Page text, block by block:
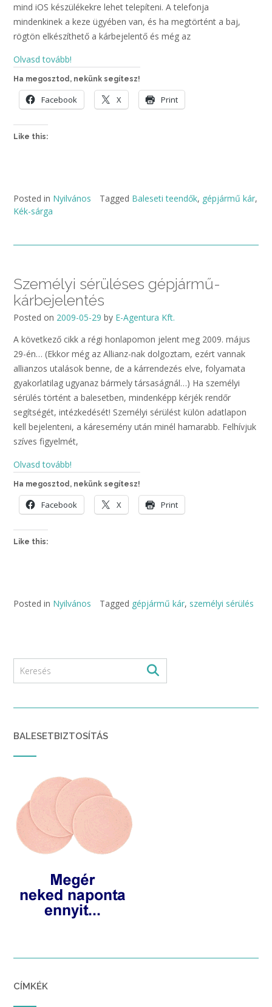
mind iOS készülékekre lehet telepíteni. A telefonja
mindenkinek a keze ügyében van, és ha megtörtént a baj,
rögtön elkészíthető a kárbejelentő és még az
Olvasd tovább!
Ha megosztod, nekünk segítesz!
Facebook X Print
Like this:
Posted in Nyilvános Tagged Baleseti teendők, gépjármű kár,
Kék-sárga
Személyi sérüléses gépjármű-
kárbejelentés
Posted on 2009-05-29 by E-Agentura Kft.
A következő cikk a régi honlapomon jelent meg 2009. május
29-én… (Ekkor még az Allianz-nak dolgoztam, ezért vannak
allianzos utalások benne, de a kárrendezés elve, folyamata
gyakorlatilag ugyanaz bármely társaságnál…) Ha személyi
sérülés történt a balesetben, mindenképp kérjék rendőr
segítségét, intézkedését! Személyi sérülést külön adatlapon
kell bejelenteni, a káresemény után minél hamarabb. Felhívjuk
szíves figyelmét,
Olvasd tovább!
Ha megosztod, nekünk segítesz!
Facebook X Print
Like this:
Posted in Nyilvános Tagged gépjármű kár, személyi sérülés
BALESETBIZTOSÍTÁS
CÍMKÉK